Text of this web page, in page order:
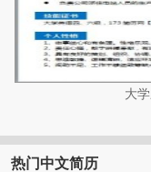
大
热门中文简历